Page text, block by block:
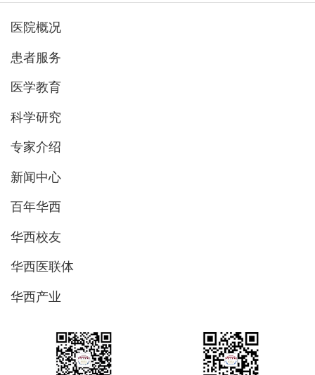
医院概况
患者服务
医学教育
科学研究
专家介绍
新闻中心
百年华西
华西校友
华西医联体
华西产业